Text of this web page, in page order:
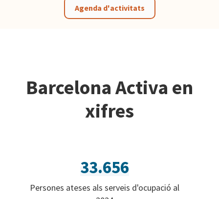
Agenda d'activitats
Barcelona Activa en
xifres
33.656
Persones ateses als serveis d'ocupació al